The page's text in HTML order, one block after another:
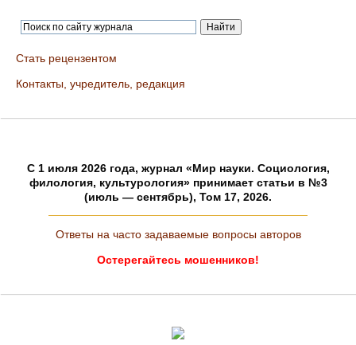
Стать рецензентом
Контакты, учредитель, редакция
C 1 июля 2026 года, журнал «Мир науки. Социология,
филология, культурология» принимает статьи в №3
(июль — сентябрь), Том 17, 2026.
Ответы на часто задаваемые вопросы авторов
Остерегайтесь мошенников!